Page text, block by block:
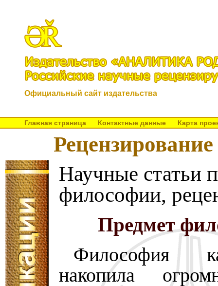
Официальный сайт издательства
Главная страница Контактные данные Карта
Научные статьи
философии,
Предмет
Философия
накопила